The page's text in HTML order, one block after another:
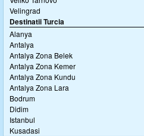
Velingrad
Destinatii Turcia
Alanya
Antalya
Antalya Zona Belek
Antalya Zona Kemer
Antalya Zona Kundu
Antalya Zona Lara
Bodrum
Didim
Istanbul
Kusadasi